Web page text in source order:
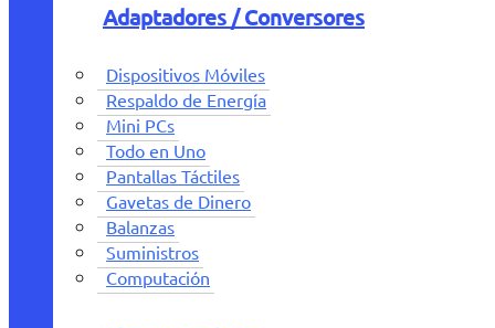
Adaptadores / Conversores
Dispositivos Móviles
Respaldo de Energía
Mini PCs
Todo en Uno
Pantallas Táctiles
Gavetas de Dinero
Balanzas
Suministros
Computación